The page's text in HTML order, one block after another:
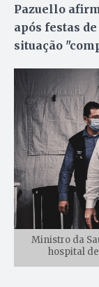
Pazuello
após festas
situação
Ministro da
hospital